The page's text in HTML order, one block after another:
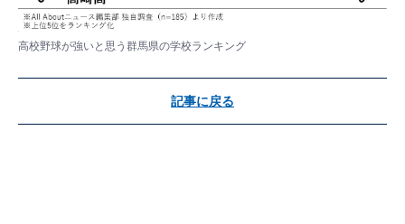
高校野球が強いと思う群馬県の学校ランキング
記事に戻る